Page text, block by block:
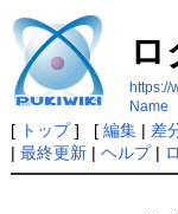
ロ
https://
Name
[ トップ] [ 編集| 差
| 最終更新| ヘルプ|